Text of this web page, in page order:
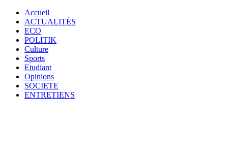
Accueil
ACTUALITÉS
ECO
POLITIK
Culture
Sports
Etudiant
Opinions
SOCIETE
ENTRETIENS